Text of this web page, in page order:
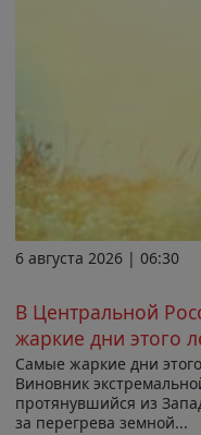
6 августа 2026 | 06:30
В Центральной
жаркие дни этого
Самые жаркие дни
Виновник
протянувшийся из
за перегрева земной...